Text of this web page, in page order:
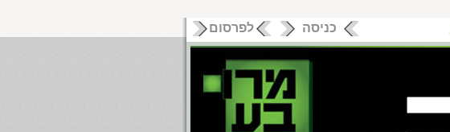
לפרסום כניסה